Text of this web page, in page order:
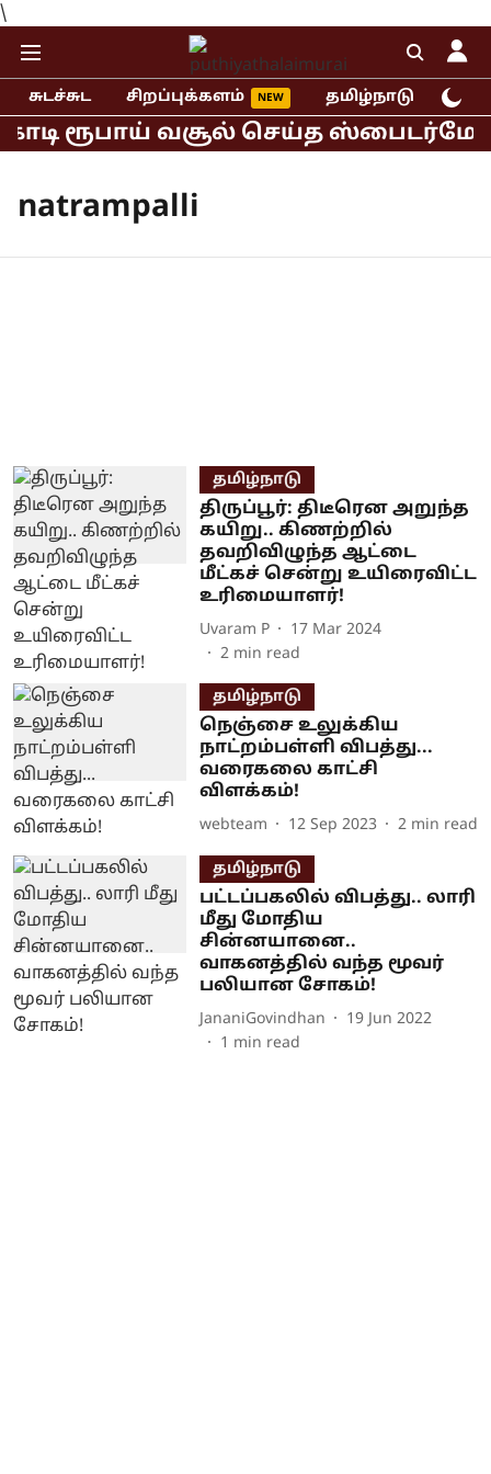
\
சுடச்சுட சிறப்புக்களம் தமிழ்நாடு
ரூபாய் வசூல் செய்த
natrampalli
தமிழ்நாடு
திருப்பூர்: திடீரென அறுந்த
கயிறு.. கிணற்றில்
தவறிவிழுந்த ஆட்டை
மீட்கச் சென்று உயிரைவிட்ட
உரிமையாளர்!
Uvaram P
17 Mar 2024
2 min read
தமிழ்நாடு
நெஞ்சை உலுக்கிய
நாட்றம்பள்ளி விபத்து...
வரைகலை காட்சி
விளக்கம்!
webteam 12 Sep 2023 2 min read
தமிழ்நாடு
பட்டப்பகலில் விபத்து.. லாரி
மீது மோதிய
சின்னயானை..
வாகனத்தில் வந்த மூவர்
பலியான சோகம்!
JananiGovindhan
19 Jun 2022
1 min read